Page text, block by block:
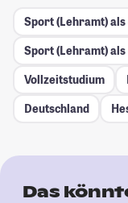
Sport (Lehramt)
Sport (Lehramt)
Vollzeitstudium
Deutschland
Das